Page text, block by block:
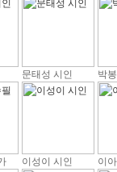
문태성 시인 박
이성이 시인 이